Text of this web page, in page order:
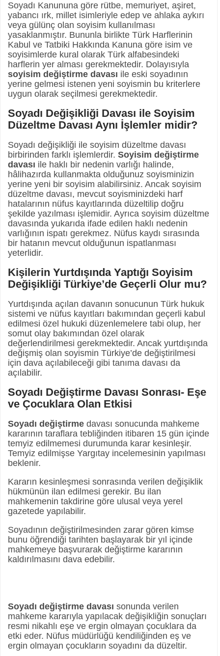
Soyadı Kanununa göre rütbe, memuriyet, aşiret,
yabancı ırk, millet isimleriyle edep ve ahlaka aykırı
veya gülünç olan soyisim kullanılması
yasaklanmıştır. Bununla birlikte Türk Harflerinin
Kabul ve Tatbiki Hakkında Kanuna göre isim ve
soyisimlerde kural olarak Türk alfabesindeki
harflerin yer alması gerekmektedir. Dolayısıyla
soyisim değiştirme davası ile eski soyadının
yerine gelmesi istenen yeni soyismin bu kriterlere
uygun olarak seçilmesi gerekmektedir.
Soyadı Değişikliği Davası ile Soyisim
Düzeltme Davası Aynı İşlemler midir?
Soyadı değişikliği ile soyisim düzeltme davası
birbirinden farklı işlemlerdir. Soyisim değiştirme
davası ile haklı bir nedenin varlığı halinde,
hâlihazırda kullanmakta olduğunuz soyisminizin
yerine yeni bir soyisim alabilirsiniz. Ancak soyisim
düzeltme davası, mevcut soyisminizdeki harf
hatalarının nüfus kayıtlarında düzeltilip doğru
şekilde yazılması işlemidir. Ayrıca soyisim düzeltme
davasında yukarıda ifade edilen haklı nedenin
varlığının ispatı gerekmez. Nüfus kaydı sırasında
bir hatanın mevcut olduğunun ispatlanması
yeterlidir.
Kişilerin Yurtdışında Yaptığı Soyisim
Değişikliği Türkiye’de Geçerli Olur mu?
Yurtdışında açılan davanın sonucunun Türk hukuk
sistemi ve nüfus kayıtları bakımından geçerli kabul
edilmesi özel hukuki düzenlemelere tabi olup, her
somut olay bakımından özel olarak
değerlendirilmesi gerekmektedir. Ancak yurtdışında
değişmiş olan soyismin Türkiye’de değiştirilmesi
için dava açılabileceği gibi tanıma davası da
açılabilir.
Soyadı Değiştirme Davası Sonrası- Eşe
ve Çocuklara Olan Etkisi
Soyadı değiştirme davası sonucunda mahkeme
kararının taraflara tebliğinden itibaren 15 gün içinde
temyiz edilmemesi durumunda karar kesinleşir.
Temyiz edilmişse Yargıtay incelemesinin yapılması
beklenir.
Kararın kesinleşmesi sonrasında verilen değişiklik
hükmünün ilan edilmesi gerekir. Bu ilan
mahkemenin takdirine göre ulusal veya yerel
gazetede yapılabilir.
Soyadının değiştirilmesinden zarar gören kimse
bunu öğrendiği tarihten başlayarak bir yıl içinde
mahkemeye başvurarak değiştirme kararının
kaldırılmasını dava edebilir.
Soyadı değiştirme davası sonunda verilen
mahkeme kararıyla yapılacak değişikliğin sonuçları
resmi nikahlı eşe ve ergin olmayan çocuklara da
etki eder. Nüfus müdürlüğü kendiliğinden eş ve
ergin olmayan çocukların soyadını da düzeltir.